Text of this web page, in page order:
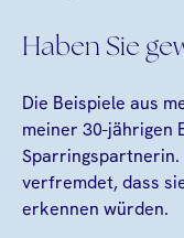
Haben Sie
Die Beispiele aus
meiner 30-jährigen
Sparringspartnerin.
verfremdet, dass
erkennen würden.